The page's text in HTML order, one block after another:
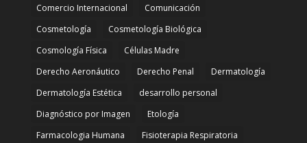
Comercio Internacional
Comunicación
Cosmetología
Cosmetología Biológica
Cosmología Física
Células Madre
Derecho Aeronáutico
Derecho Penal
Dermatología
Dermatología Estética
desarrollo personal
Diagnóstico por Imagen
Etología
Farmacologia Humana
Fisioterapia Respiratoria